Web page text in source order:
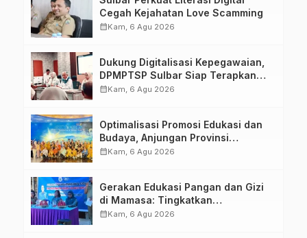
Cegah Kejahatan Love Scamming
calendar_monthKam, 6 Agu 2026
Dukung Digitalisasi Kepegawaian,
DPMPTSP Sulbar Siap Terapkan
Aplikasi FLEKSI ASN
calendar_monthKam, 6 Agu 2026
Optimalisasi Promosi Edukasi dan
Budaya, Anjungan Provinsi
Sulawesi Barat Perkuat Kolaborasi
calendar_monthKam, 6 Agu 2026
Gerakan Edukasi Pangan dan Gizi
di Mamasa: Tingkatkan
Pengetahuan dan Keterampilan
calendar_monthKam, 6 Agu 2026